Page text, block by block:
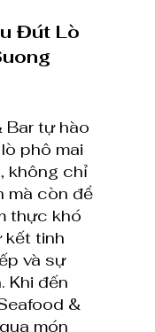
Đút Lò
Bar tự hào
phô mai
không chỉ
mà còn để
thực khó
kết tinh
và sự
Khi đến
&
món